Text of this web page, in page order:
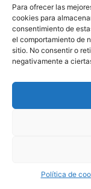
Para ofrecer las
cookies para
consentimiento de
el comportamiento de
sitio. No consentir o
negativamente a
Política de